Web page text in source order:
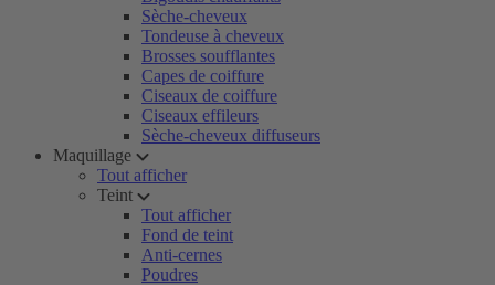
Sèche-cheveux
Tondeuse à cheveux
Brosses soufflantes
Capes de coiffure
Ciseaux de coiffure
Ciseaux effileurs
Sèche-cheveux diffuseurs
Maquillage
Tout afficher
Teint
Tout afficher
Fond de teint
Anti-cernes
Poudres